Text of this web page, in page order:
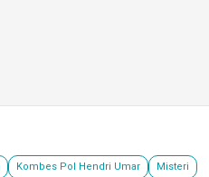
Kombes Pol Hendri Umar Misteri